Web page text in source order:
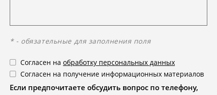
* - обязательные для заполнения поля
Согласен на обработку персональных данных
Согласен на получение информационных материалов
Если предпочитаете обсудить вопрос по телефону,